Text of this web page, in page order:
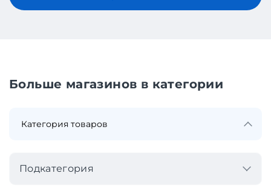
Больше магазинов в категории
Подкатегория